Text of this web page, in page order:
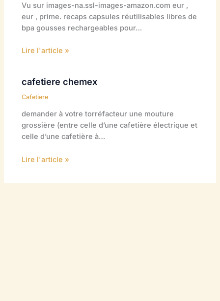
Vu sur images-na.ssl-images-amazon.com eur ,
eur , prime. recaps capsules réutilisables libres de
bpa gousses rechargeables pour…
Lire l'article »
cafetiere chemex
Cafetiere
demander à votre torréfacteur une mouture
grossière (entre celle d’une cafetière électrique et
celle d’une cafetière à…
Lire l'article »